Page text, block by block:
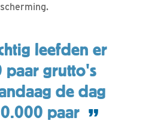
leefden er
paar grutto's
de dag
paar